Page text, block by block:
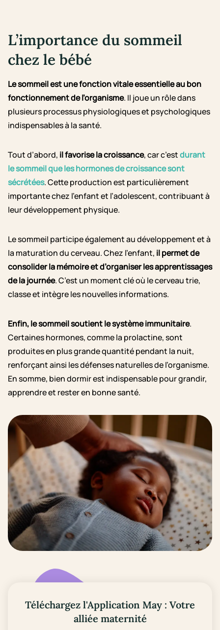
L’importance du sommeil
chez le bébé
Le sommeil est une fonction vitale essentielle au bon
fonctionnement de l’organisme. Il joue un rôle dans
plusieurs processus physiologiques et psychologiques
indispensables à la santé.
Tout d’abord, il favorise la croissance, car c’estdurant
le sommeil que les hormones de croissance sont
sécrétées. Cette production est particulièrement
importante chez l’enfant et l’adolescent, contribuant à
leur développement physique.
Le sommeil participe également au développement et à
la maturation du cerveau. Chez l’enfant, il permet de
consolider la mémoire et d’organiser les apprentissages
de la journée. C’est un moment clé où le cerveau trie,
classe et intègre les nouvelles informations.
Enfin, le sommeil soutient le système immunitaire.
Certaines hormones, comme la prolactine, sont
produites en plus grande quantité pendant la nuit,
renforçant ainsi les défenses naturelles de l’organisme.
En somme, bien dormir est indispensable pour grandir,
apprendre et rester en bonne santé.
Téléchargez l'Application May : Votre
alliée maternité